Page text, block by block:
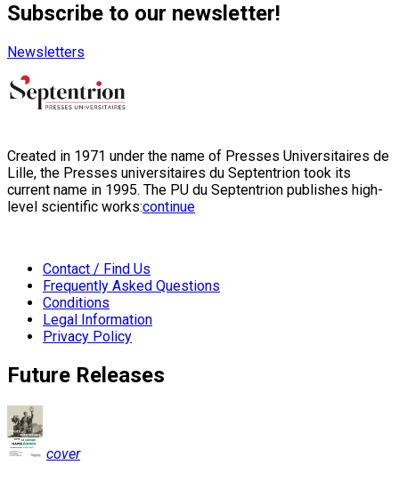
Subscribe to our newsletter!
Newsletters
Created in 1971 under the name of Presses Universitaires de
Lille, the Presses universitaires du Septentrion took its
current name in 1995. The PU du Septentrion publishes high-
level scientific works:continue
Contact / Find Us
Frequently Asked Questions
Conditions
Legal Information
Privacy Policy
Future Releases
cover